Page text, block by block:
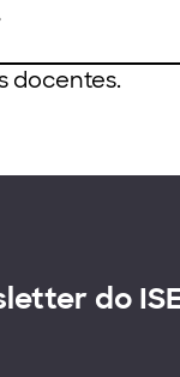
docentes.
do